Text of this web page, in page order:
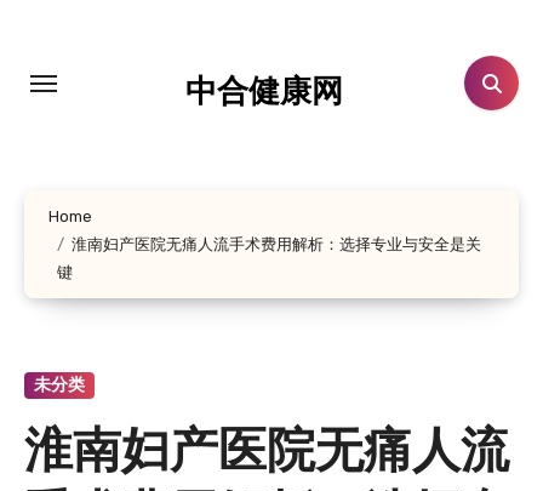
中合健康网
Home
​淮南妇产医院无痛人流手术费用解析：选择专业与安全是关
键
未分类
​淮南妇产医院无痛人流